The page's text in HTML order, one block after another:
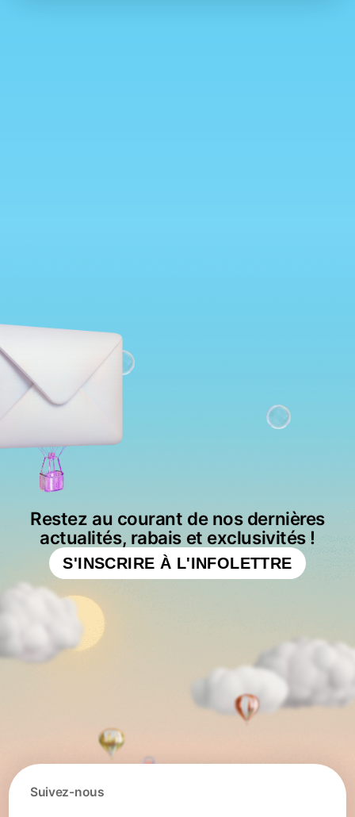
Restez au courant de nos dernières
actualités, rabais et exclusivités !
S'INSCRIRE À L'INFOLETTRE
Suivez-nous